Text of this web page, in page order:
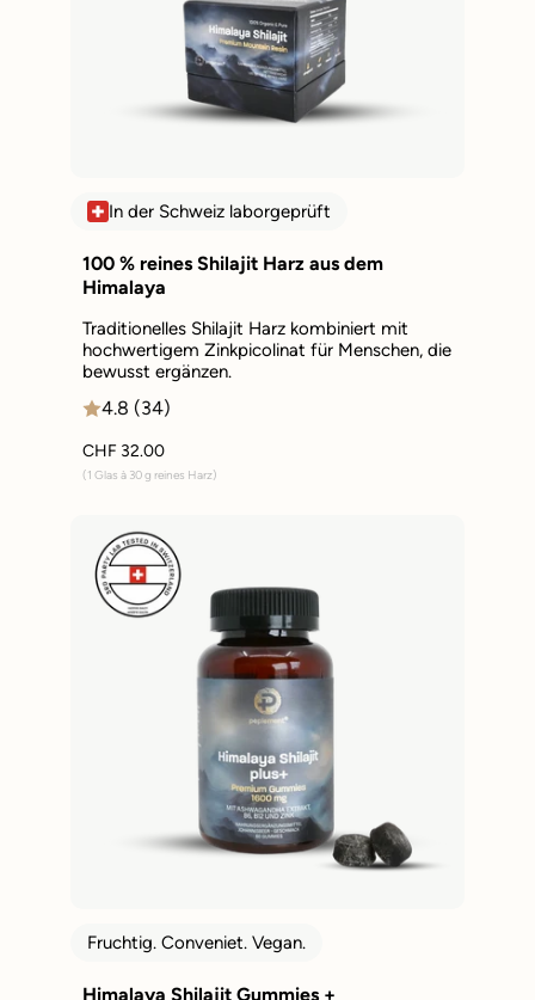
In der Schweiz laborgeprüft
100 % reines Shilajit Harz aus dem
Himalaya
Traditionelles Shilajit Harz kombiniert mit
hochwertigem Zinkpicolinat für Menschen, die
bewusst ergänzen.
4.8 (34)
CHF 32.00
(1 Glas à 30 g reines Harz)
Fruchtig. Conveniet. Vegan.
Himalaya Shilajit Gummies +